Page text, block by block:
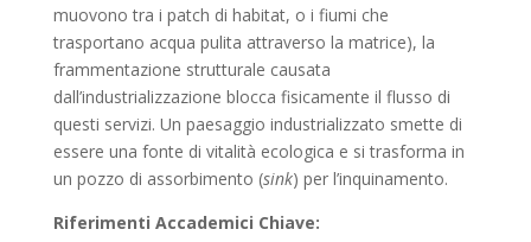
muovono tra i patch di habitat, o i fiumi che
trasportano acqua pulita attraverso la matrice), la
frammentazione strutturale causata
dall’industrializzazione blocca fisicamente il flusso di
questi servizi. Un paesaggio industrializzato smette di
essere una fonte di vitalità ecologica e si trasforma in
un pozzo di assorbimento (sink) per l’inquinamento.
Riferimenti Accademici Chiave: